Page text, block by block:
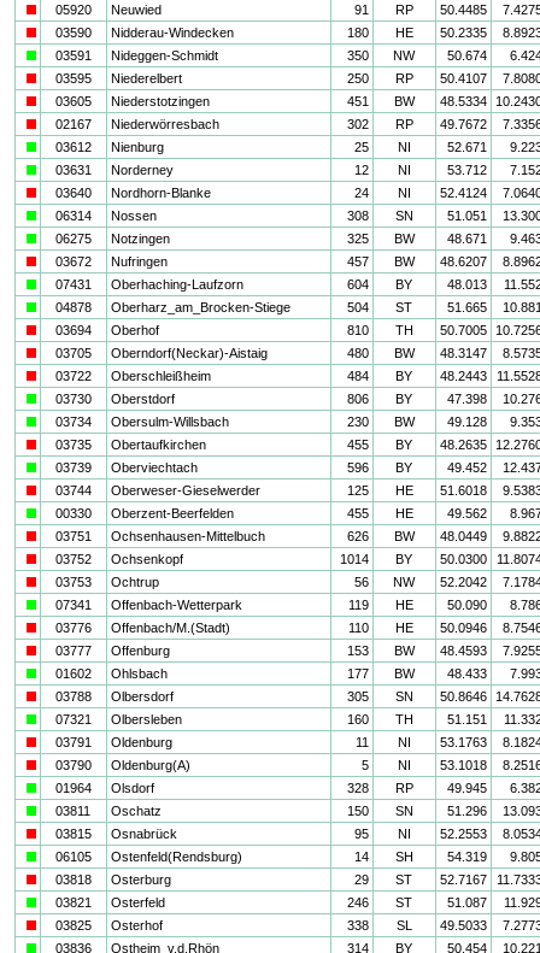
05920 Neuwied 91 RP 50.4485
03590 Nidderau-Windecken 180 HE 50.2335
03591 Nideggen-Schmidt 350 NW 50.674
03595 Niederelbert 250 RP 50.4107
03605 Niederstotzingen 451 BW 48.5334
02167 Niederwörresbach 302 RP 49.7672
03612 Nienburg 25 NI 52.671
03631 Norderney 12 NI 53.712
03640 Nordhorn-Blanke 24 NI 52.4124
06314 Nossen 308 SN 51.051
06275 Notzingen 325 BW 48.671
03672 Nufringen 457 BW 48.6207
07431 Oberhaching-Laufzorn 604 BY 48.013
04878 Oberharz_am_Brocken-Stiege 504 ST 51.665
03694 Oberhof 810 TH 50.7005
03705 Oberndorf(Neckar)-Aistaig 480 BW 48.3147
03722 Oberschleißheim 484 BY 48.2443
03730 Oberstdorf 806 BY 47.398
03734 Obersulm-Willsbach 230 BW 49.128
03735 Obertaufkirchen 455 BY 48.2635
03739 Oberviechtach 596 BY 49.452
03744 Oberweser-Gieselwerder 125 HE 51.6018
00330 Oberzent-Beerfelden 455 HE 49.562
03751 Ochsenhausen-Mittelbuch 626 BW 48.0449
03752 Ochsenkopf 1014 BY 50.0300
03753 Ochtrup 56 NW 52.2042
07341 Offenbach-Wetterpark 119 HE 50.090
03776 Offenbach/M.(Stadt) 110 HE 50.0946
03777 Offenburg 153 BW 48.4593
01602 Ohlsbach 177 BW 48.433
03788 Olbersdorf 305 SN 50.8646
07321 Olbersleben 160 TH 51.151
03791 Oldenburg 11 NI 53.1763
03790 Oldenburg(A) 5 NI 53.1018
01964 Olsdorf 328 RP 49.945
03811 Oschatz 150 SN 51.296
03815 Osnabrück 95 NI 52.2553
06105 Ostenfeld(Rendsburg) 14 SH 54.319
03818 Osterburg 29 ST 52.7167
03821 Osterfeld 246 ST 51.087
03825 Osterhof 338 SL 49.5033
03836 Ostheim_v.d.Rhön 314 BY 50.454